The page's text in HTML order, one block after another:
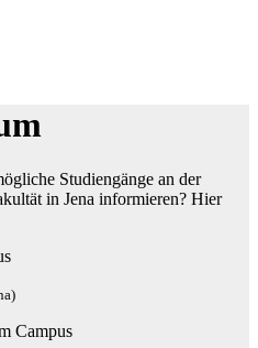
Studiengänge an der
in Jena informieren? Hier